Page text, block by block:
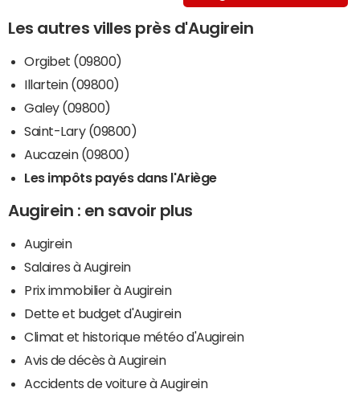
Les autres villes près d'Augirein
Orgibet (09800)
Illartein (09800)
Galey (09800)
Saint-Lary (09800)
Aucazein (09800)
Les impôts payés dans l'Ariège
Augirein : en savoir plus
Augirein
Salaires à Augirein
Prix immobilier à Augirein
Dette et budget d'Augirein
Climat et historique météo d'Augirein
Avis de décès à Augirein
Accidents de voiture à Augirein